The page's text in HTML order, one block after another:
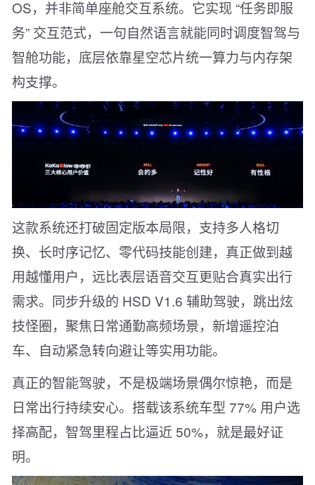
OS，并非简单座舱交互系统。它实现 “任务即服
务” 交互范式，一句自然语言就能同时调度智驾与
智舱功能，底层依靠星空芯片统一算力与内存架
构支撑。
这款系统还打破固定版本局限，支持多人格切
换、长时序记忆、零代码技能创建，真正做到越
用越懂用户，远比表层语音交互更贴合真实出行
需求。同步升级的 HSD V1.6 辅助驾驶，跳出炫
技怪圈，聚焦日常通勤高频场景，新增遥控泊
车、自动紧急转向避让等实用功能。
真正的智能驾驶，不是极端场景偶尔惊艳，而是
日常出行持续安心。搭载该系统车型 77% 用户选
择高配，智驾里程占比逼近 50%，就是最好证
明。